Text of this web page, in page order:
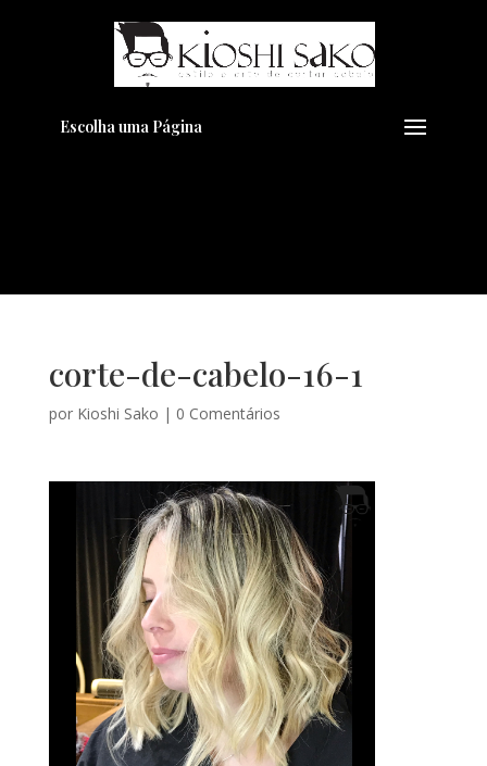
Escolha uma Página
corte-de-cabelo-16-1
por Kioshi Sako | 0 Comentários
Pensando em transformar seu
Visual??